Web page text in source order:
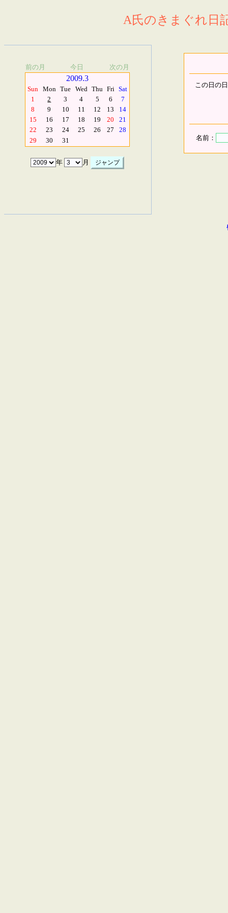
A氏のきまぐれ日
前の月 今日 次の月
2009.3
Sun Mon Tue Wed Thu Fri Sat
1
2 3 4 5 6
7
8
9 10 11 12 13
14
15
16 17 18 19 20
21
22
23 24 25 26 27
28
29
30 31
年 月
この日の
名前：